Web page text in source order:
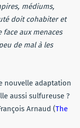
médiums,
doit cohabiter et
aux menaces
de mal à les
nouvelle adaptation
aussi sulfureuse ?
Arnaud (The